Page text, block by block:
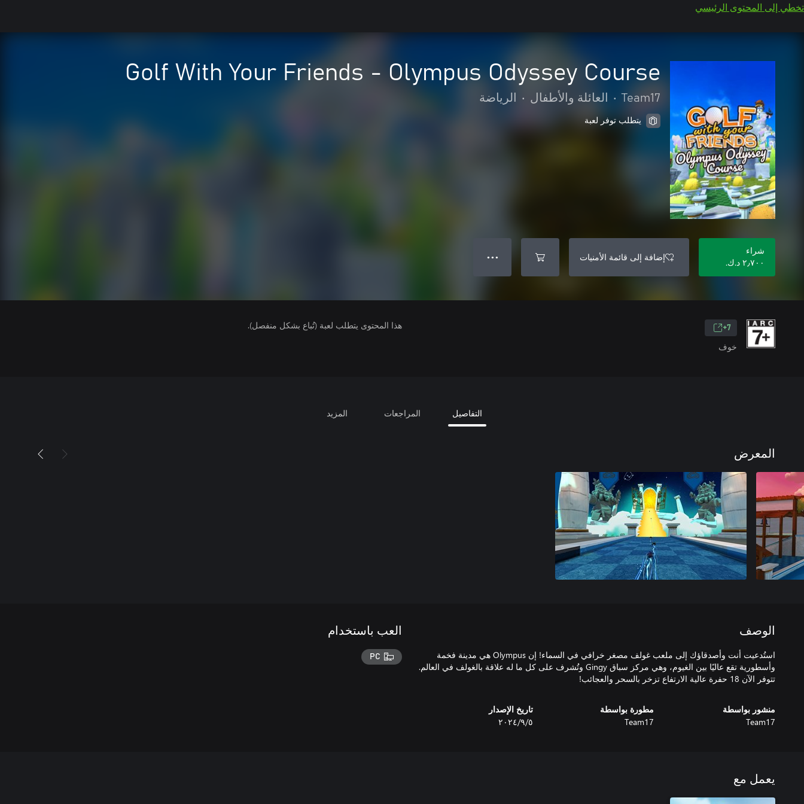
تخطي إلى المحتوى الرئيسي
Golf With Your Friends - Olympus Odyssey Course
Team17
• العائلة والأطفال • الرياضة
يتطلب توفر لعبة
شراء
٢٫٧٠٠ د.ك.‏
إضافة إلى قائمة الأمنيات ● ● ●
7+
خوف
هذا المحتوى يتطلب لعبة (تُباع بشكل منفصل).
التفاصيل المراجعات المزيد
المعرض
الوصف
استُدعيت أنت وأصدقاؤك إلى ملعب غولف مصغر خرافي في السماء! إن Olympus هي مدينة فخمة
وأسطورية تقع عاليًا بين الغيوم، وهي مركز سباق Gingy وتُشرف على كل ما له علاقة بالغولف في العالم.
تتوفر الآن 18 حفرة عالية الارتفاع تزخر بالسحر والعجائب!
منشور بواسطة
Team17
مطورة بواسطة
Team17
تاريخ الإصدار
٥‏/٩‏/٢٠٢٤
العب باستخدام
PC
يعمل مع